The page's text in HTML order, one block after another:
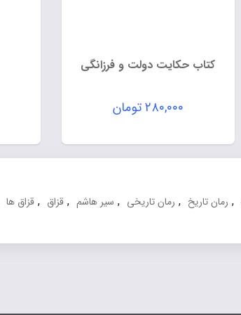
کتاب حکایت دولت و فرزانگی
۲۸۰,۰۰۰تومان
, رمان تاریخ , رمان تاریخی , سیر هاشم , قزاق , قزاق ها